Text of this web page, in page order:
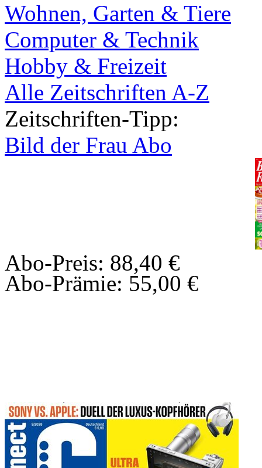
Wohnen, Garten & Tiere
Computer & Technik
Hobby & Freizeit
Alle Zeitschriften A-Z
Zeitschriften-Tipp:
Bild der Frau Abo
Abo-Preis: 88,40 €
Abo-Prämie: 55,00 €